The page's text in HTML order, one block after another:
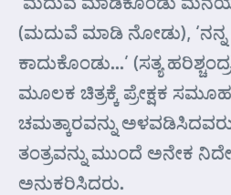
(ಮದುವೆ ಮಾಡಿ ನೋಡು), ‘ನನ್ನ
ಕಾದುಕೊಂಡು…’ (ಸತ್ಯ
ಮೂಲಕ ಚಿತ್ರಕ್ಕೆ ಪ್ರೇಕ್ಷಕ
ಚಮತ್ಕಾರವನ್ನು
ತಂತ್ರವನ್ನು ಮುಂದೆ ಅನೇಕ
ಅನುಕರಿಸಿದರು.